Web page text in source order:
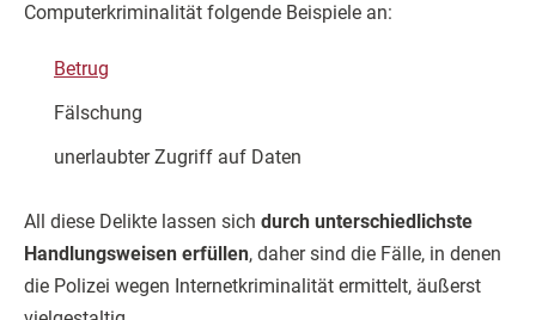
Computerkriminalität folgende Beispiele an:
Betrug
Fälschung
unerlaubter Zugriff auf Daten
All diese Delikte lassen sich durch unterschiedlichste
Handlungsweisen erfüllen, daher sind die Fälle, in denen
die Polizei wegen Internetkriminalität ermittelt, äußerst